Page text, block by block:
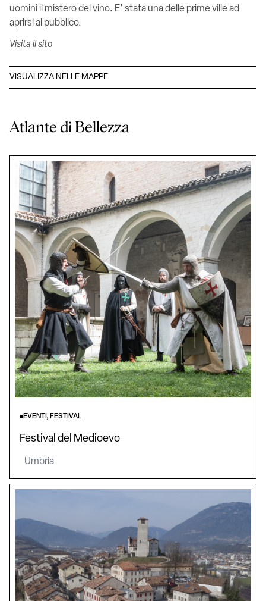
uomini il mistero del vino. E’ stata una delle prime ville ad
aprirsi al pubblico.
Visita il sito
VISUALIZZA NELLE MAPPE
Atlante di Bellezza
EVENTI, FESTIVAL
Festival del Medioevo
Umbria